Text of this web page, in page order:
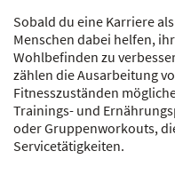
Sobald du eine Karriere
Menschen dabei helfen,
Wohlbefinden zu
zählen die Ausarbeitung
Fitnesszuständen
Trainings- und
oder Gruppenworkouts,
Servicetätigkeiten.